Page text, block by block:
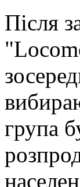
Після
група